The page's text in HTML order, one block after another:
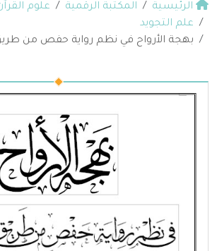
الرئيسية المكتبة الرقمية
علوم
علم التجويد
بهجة الأرواح في نظم رواية حفص من